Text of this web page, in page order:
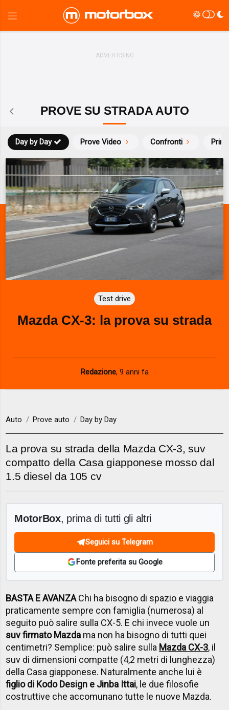
PROVE SU STRADA AUTO
Prove Video Confronti
Day by Day
Test drive
Mazda CX-3: la prova su strada
Redazione, 9 anni fa
Auto Prove auto Day by Day
La prova su strada della Mazda CX-3, suv
compatto della Casa giapponese mosso dal
1.5 diesel da 105 cv
MotorBox, prima di tutti gli altri
Seguici su Telegram
Fonte preferita su Google
BASTA E AVANZAChi ha bisogno di spazio e viaggia
praticamente sempre con famiglia (numerosa) al
seguito può salire sulla CX-5. E chi invece vuole un
suv firmato Mazda ma non ha bisogno di tutti quei
centimetri? Semplice: può salire sulla Mazda CX-3, il
suv di dimensioni compatte (4,2 metri di lunghezza)
della Casa giapponese. Naturalmente anche lui è
figlio di Kodo Design e Jinba Ittai, le due filosofie
costruttive che accomunano tutte le nuove Mazda.